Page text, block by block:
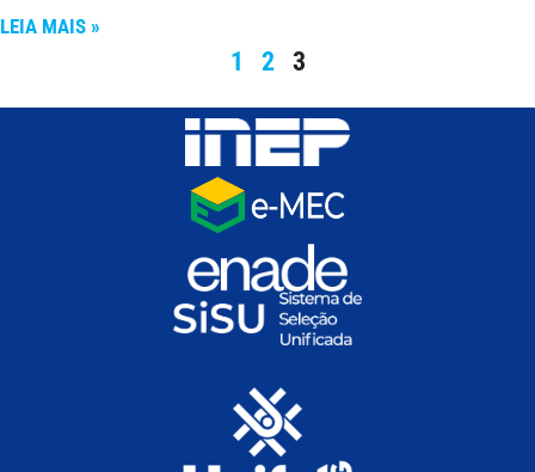
LEIA MAIS »
1 2 3